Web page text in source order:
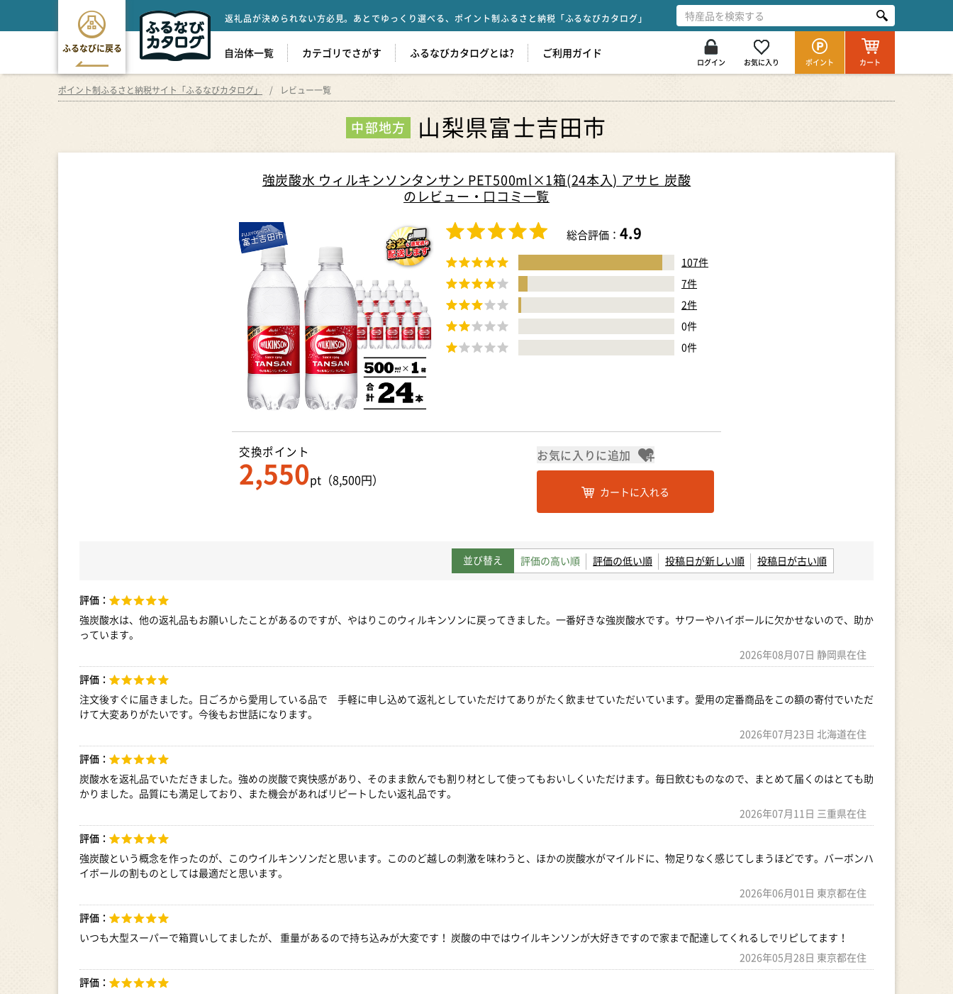
ふるなびに戻る
返礼品が決められない方必見。あとでゆっくり選べる、ポイント制ふるさと納税「ふるなびカタログ」
自治体一覧 カテゴリでさがす ふるなびカタログとは? ご利用ガイド
ログイン お気に入り ポイント カート
ポイント制ふるさと納税サイト「ふるなびカタログ」 レビュー一覧
中部地方 山梨県富士吉田市
強炭酸水 ウィルキンソンタンサン PET500ml×1箱(24本入) アサヒ 炭酸
のレビュー・口コミ一覧
総合評価： 4.9
107件
7件
2件
0件
0件
交換ポイント
2,550pt （8,500円）
お気に入りに追加
カートに入れる
並び替え 評価の高い順 評価の低い順 投稿日が新しい順 投稿日が古い順
評価：
強炭酸水は、他の返礼品もお願いしたことがあるのですが、やはりこのウィルキンソンに戻ってきました。一番好きな強炭酸水です。サワーやハイボールに欠かせないので、助か
っています。
2026年08月07日 静岡県在住
評価：
注文後すぐに届きました。日ごろから愛用している品で 手軽に申し込めて返礼としていただけてありがたく飲ませていただいています。愛用の定番商品をこの額の寄付でいただ
けて大変ありがたいです。今後もお世話になります。
2026年07月23日 北海道在住
評価：
炭酸水を返礼品でいただきました。強めの炭酸で爽快感があり、そのまま飲んでも割り材として使ってもおいしくいただけます。毎日飲むものなので、まとめて届くのはとても助
かりました。品質にも満足しており、また機会があればリピートしたい返礼品です。
2026年07月11日 三重県在住
評価：
強炭酸という概念を作ったのが、このウイルキンソンだと思います。こののど越しの刺激を味わうと、ほかの炭酸水がマイルドに、物足りなく感じてしまうほどです。バーボンハ
イボールの割ものとしては最適だと思います。
2026年06月01日 東京都在住
評価：
いつも大型スーパーで箱買いしてましたが、 重量があるので持ち込みが大変です！ 炭酸の中ではウイルキンソンが大好きですので家まで配達してくれるしでリピしてます！
2026年05月28日 東京都在住
評価：